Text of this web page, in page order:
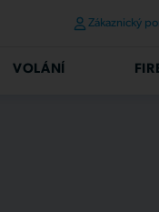
Zákaznický
VOLÁNÍ